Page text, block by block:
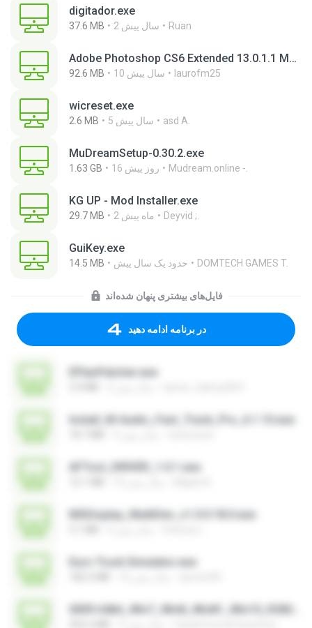
digitador.exe
37.6 MB 2 سال پیش Ruan
Adobe Photoshop CS6 Extended 13.0.1.1 Multilanguage Portable x86.exe
92.6 MB 10 سال پیش laurofm25
wicreset.exe
2.6 MB 5 سال پیش asd A.
MuDreamSetup-0.30.2.exe
1.63 GB 16 روز پیش Mudream.online -.
KG UP - Mod Installer.exe
29.7 MB 2 ماه پیش Deyvid ;.
GuiKey.exe
14.5 MB حدود یک سال پیش DOMTECH GAMES T.
فایل‌های بیشتری پنهان شده‌اند
در برنامه ادامه دهید
EPlanPatcher.exe
Install_M-Audio_Fast_Track_Pro_6.1.10.exe
AFTool_DRIVER_1.0.1.exe
MSDisplay_MultiDev_v1.0.0.18.0.exe
Euro Truck Simulator.exe